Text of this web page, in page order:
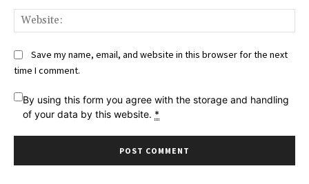
Save my name, email, and website in this browser for the next
time I comment.
By using this form you agree with the storage and handling
of your data by this website. *